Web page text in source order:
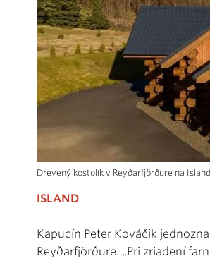
Drevený kostolík v Reyðarf jörðure na
ISLAND
Kapucín Peter Kováčik
Reyðarf jörðure. „Pri zriadení